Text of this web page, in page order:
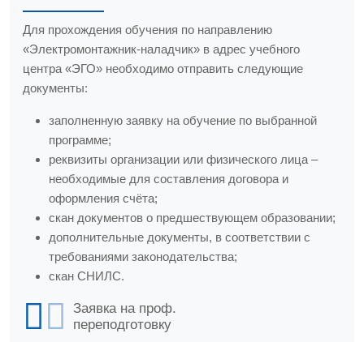
Для прохождения обучения по направлению
«Электромонтажник-наладчик» в адрес учебного
центра «ЭГО» необходимо отправить следующие
документы:
заполненную заявку на обучение по выбранной
программе;
реквизиты организации или физического лица –
необходимые для составления договора и
оформления счёта;
скан документов о предшествующем образовании;
дополнительные документы, в соответствии с
требованиями законодательства;
скан СНИЛС.
Заявка на проф.
переподготовку